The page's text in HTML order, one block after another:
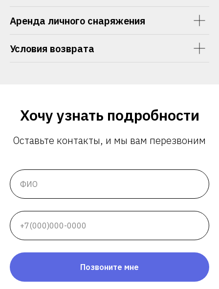
Аренда личного снаряжения
Условия возврата
Хочу узнать подробности
Оставьте контакты, и мы вам перезвоним
Позвоните мне